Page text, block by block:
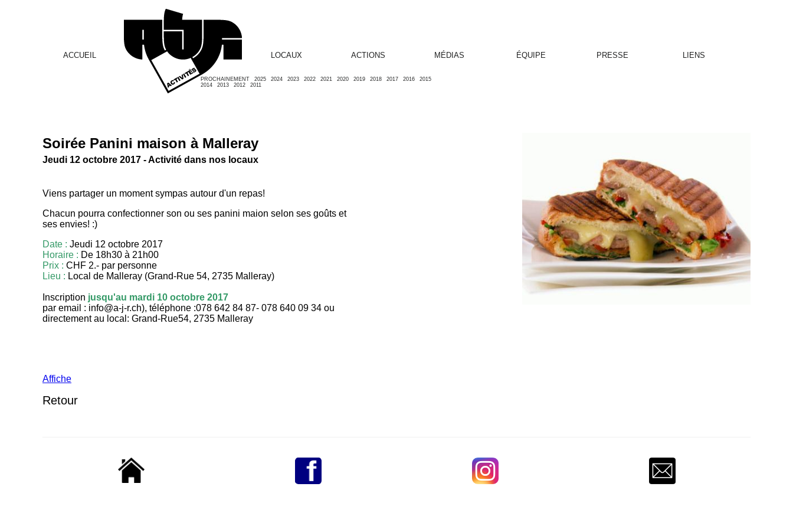
ACCUEIL
PROCHAINEMENT 2025 2024 2023 2022 2021 2020 2019 2018 2017 2016
2015
2014
2013 2012 2011
LOCAUX ACTIONS MÉDIAS ÉQUIPE PRESSE LIENS
Soirée Panini maison à Malleray
Jeudi 12 octobre 2017 - Activité dans nos locaux
Viens partager un moment sympas autour d'un repas!
Chacun pourra confectionner son ou ses panini maion selon ses goûts et
ses envies! :)
Date : Jeudi 12 octobre 2017
Horaire : De 18h30 à 21h00
Prix : CHF 2.- par personne
Lieu : Local de Malleray (Grand-Rue 54, 2735 Malleray)
Inscription jusqu'au mardi 10 octobre 2017
par email : info@a-j-r.ch), téléphone :078 642 84 87- 078 640 09 34 ou
directement au local: Grand-Rue54, 2735 Malleray
Affiche
Retour